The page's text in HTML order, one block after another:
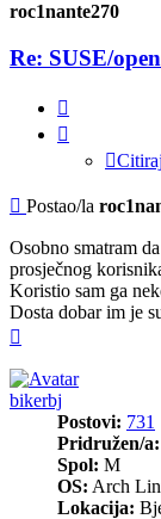
roc1nante270
Re: SUSE/
Citiraj
Post
Postao/la
Osobno smatram
prosječnog
Koristio sam ga
Dosta dobar im je
bikerbj
Postovi: 731
Pridružen/a:
Spol: M
OS: Arch
Lokacija: